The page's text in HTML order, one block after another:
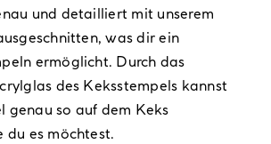
und detailliert mit unserem
was dir ein
ermöglicht. Durch das
des Keksstempels kannst
genau so auf dem Keks
du es möchtest.